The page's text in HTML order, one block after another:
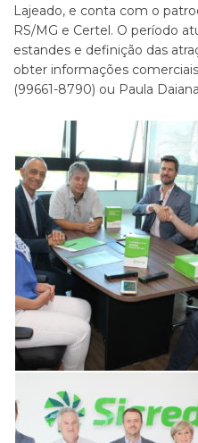
Lajeado, e conta com o
RS/MG e Certel. O período
estandes e definição das
obter informações
(99661-8790) ou Paula